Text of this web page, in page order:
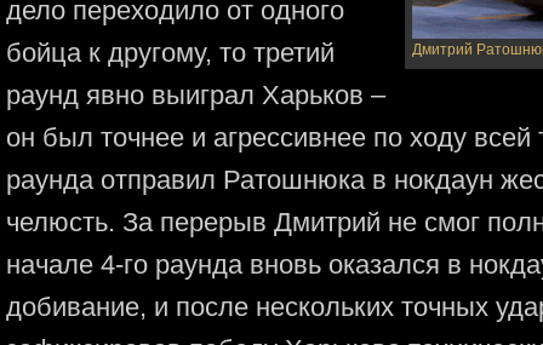
Дмитрий
дело переходило от одного
бойца к другому, то третий
раунд явно выиграл Харьков –
он был точнее и агрессивнее по ходу всей
раунда отправил Ратошнюка в нокдаун
челюсть. За перерыв Дмитрий не смог
начале 4-го раунда вновь оказался в
добивание, и после нескольких точных